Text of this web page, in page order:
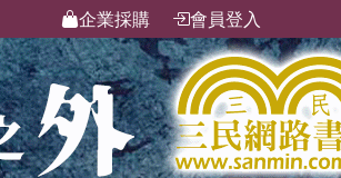
企業採購 會員登入